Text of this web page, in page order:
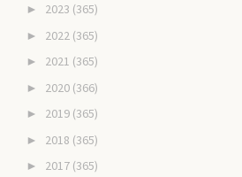
► 2023 (365)
► 2022 (365)
► 2021 (365)
► 2020 (366)
► 2019 (365)
► 2018 (365)
► 2017 (365)